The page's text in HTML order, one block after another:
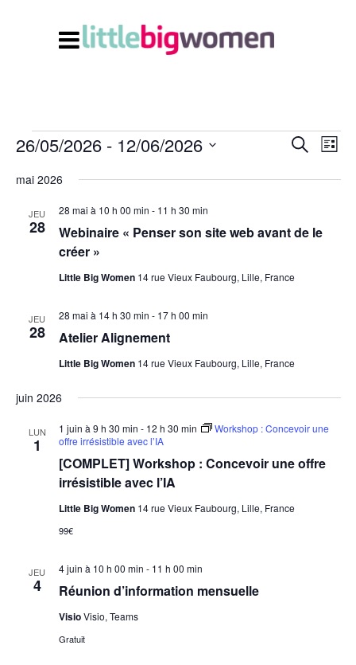
Évènements
vues
Recherche
de
Liste
26/05/2026 - 12/06/2026
date.
mai 2026
JEU
28
Webinaire « Penser son site web avant de le
créer »
28 mai à 10 h 00 min - 11 h 30 min
Little Big Women 14 rue Vieux Faubourg, Lille, France
JEU
28 Atelier Alignement
28 mai à 14 h 30 min - 17 h 00 min
Little Big Women 14 rue Vieux Faubourg, Lille, France
juin 2026
LUN
1
[COMPLET] Workshop : Concevoir une offre
irrésistible avec l’IA
1 juin à 9 h 30 min - 12 h 30 min
Workshop : Concevoir une
offre irrésistible avec l’IA
Little Big Women 14 rue Vieux Faubourg, Lille, France
99€
JEU
4 Réunion d’information mensuelle
4 juin à 10 h 00 min - 11 h 00 min
VisioVisio, Teams
Gratuit